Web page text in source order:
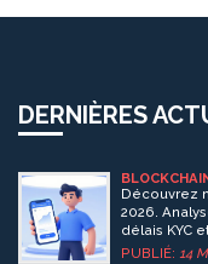
DERNIÈRES
Découvrez
2026.
délais KYC
plateforme
PUBLIÉ: 14